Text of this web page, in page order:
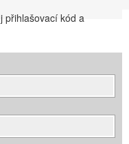
přihlašovací kód a